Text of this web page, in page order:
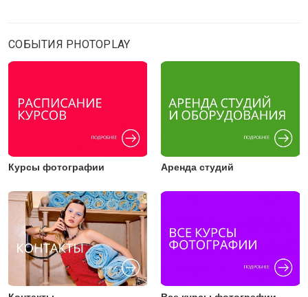
СОБЫТИЯ PHOTOPLAY
Курсы фотографии Аренда студий